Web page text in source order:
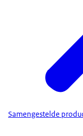
Samengestelde